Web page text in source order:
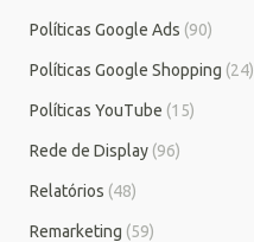
Políticas Google Ads (90)
Políticas Google Shopping (24)
Políticas YouTube (15)
Rede de Display (96)
Relatórios (48)
Remarketing (59)